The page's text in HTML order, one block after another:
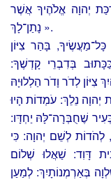
יְהוָה אֱלֹהֶיךָ אֲשֶׁר
נָתַן־לָךְ ».
בָּהַר צִיּוֹן
בְּדִבְרֵי קָדְשֶׁךָ:
נֵלֵךְ: עֹמְדוֹת הָיוּ
שֶׁחֻבְּרָה־לָּהּ יַחְדָּו:
לְשֵׁם יְהוָה: כִּי
דָּוִד: שַׁאֲלוּ שְׁלוֹם
בְּאַרְמְנוֹתָיִךְ: לְמַעַן